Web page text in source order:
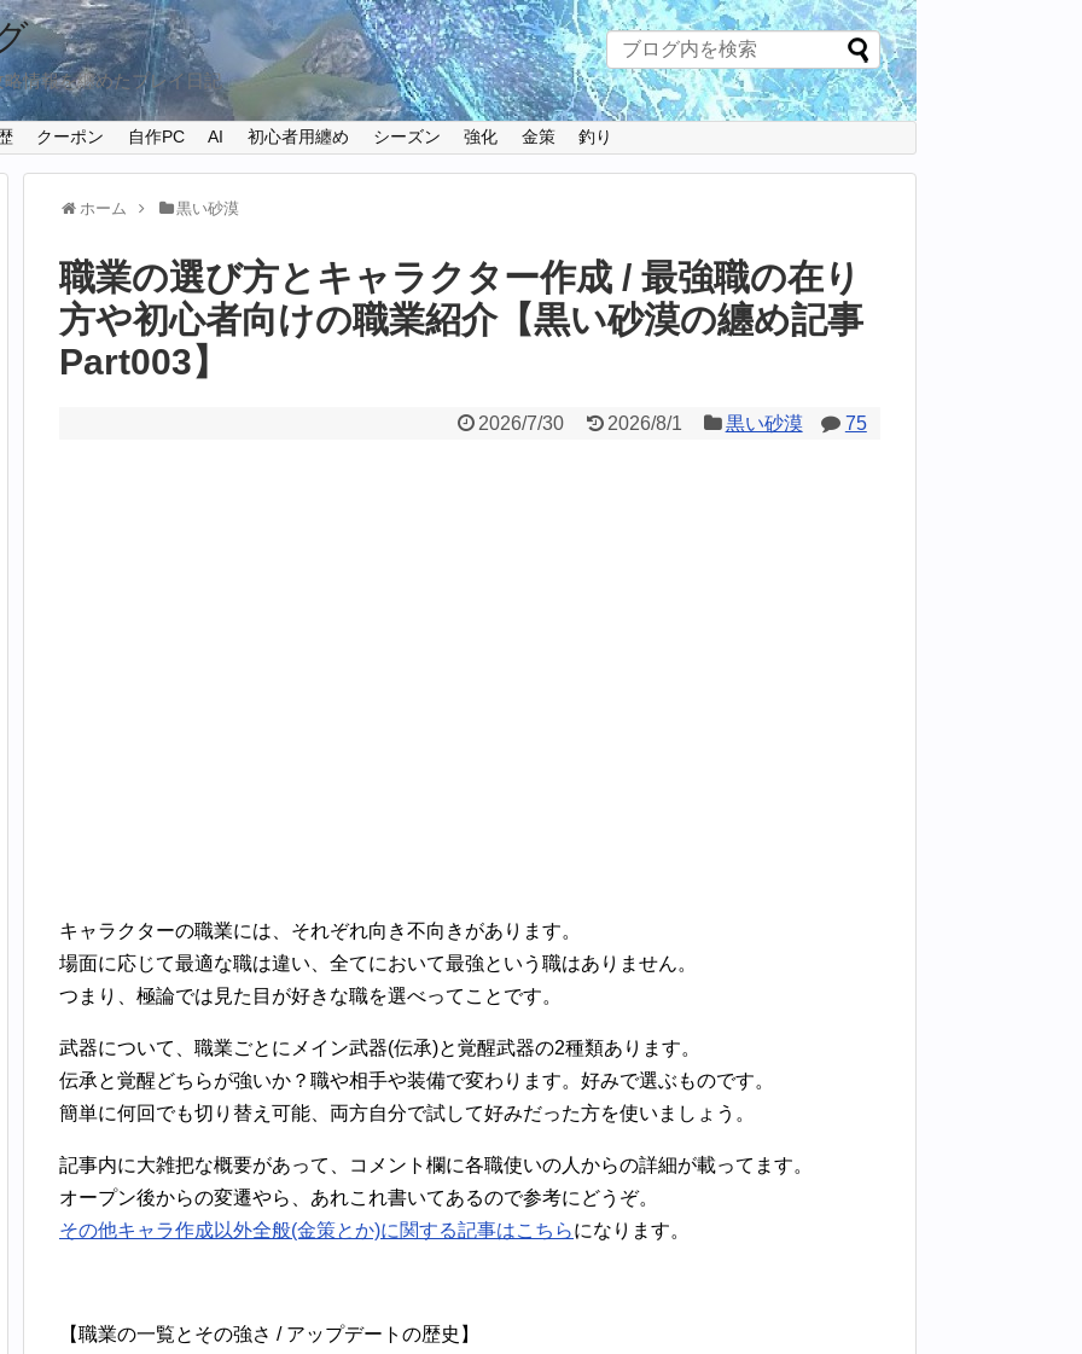
情報を纏めたプレイ日記
クーポン 自作PC AI 初心者用纏め シーズン 強化 金策 釣り
ホーム 黒い砂漠
職業の選び方とキャラクター作成 / 最強職の在り
方や初心者向けの職業紹介【黒い砂漠の纏め記事
Part003】
2026/7/30 2026/8/1 黒い砂漠 75
キャラクターの職業には、それぞれ向き不向きがあります。
場面に応じて最適な職は違い、全てにおいて最強という職はありません。
つまり、極論では見た目が好きな職を選べってことです。
武器について、職業ごとにメイン武器(伝承)と覚醒武器の2種類あります。
伝承と覚醒どちらが強いか？職や相手や装備で変わります。好みで選ぶものです。
簡単に何回でも切り替え可能、両方自分で試して好みだった方を使いましょう。
記事内に大雑把な概要があって、コメント欄に各職使いの人からの詳細が載ってます。
オープン後からの変遷やら、あれこれ書いてあるので参考にどうぞ。
その他キャラ作成以外全般(金策とか)に関する記事はこちらになります。
【職業の一覧とその強さ / アップデートの歴史】